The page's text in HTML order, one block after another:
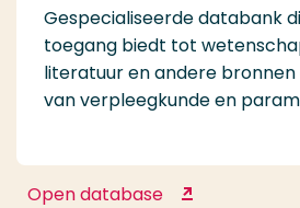
Gespecialiseerde databank
toegang biedt tot
literatuur en andere
van verpleegkunde en
Open database
Nursing &